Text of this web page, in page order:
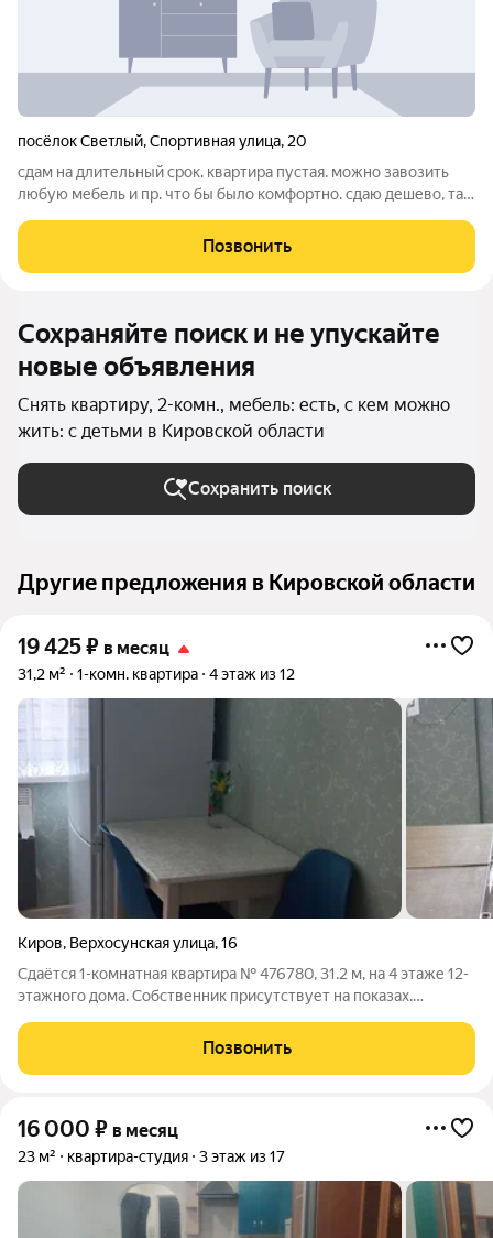
посёлок Светлый,Спортивная улица, 20
сдам на длительный срок. квартира пустая. можно завозить
любую мебель и пр. что бы было комфортно. сдаю дешево, так
вложение. рассмотрю любой состав проживающих. место
хорошее. рядом лес,
Позвонить
Сохраняйте поиск и не упускайте
новые объявления
Снять квартиру, 2-комн., мебель: есть, с кем можно
жить: с детьми в Кировской области
Сохранить поиск
Другие предложения в Кировской области
19 425₽ в месяц
31,2 м² 1-комн. квартира 4 этаж из 12
Киров, Верхосунская улица,16
Сдаётся 1-комнатная квартира № 476780, 31.2 м, на 4 этаже 12-
этажного дома. Собственник присутствует на показах.
оплачиваются отдельно. По условиям проживания: можно с
детьми, можно с питомцами. Из
Позвонить
16 000 ₽ в месяц
23 м² квартира-студия 3 этаж из 17